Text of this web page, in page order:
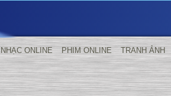
NHẠC ONLINE PHIM ONLINE TRANH ẢNH